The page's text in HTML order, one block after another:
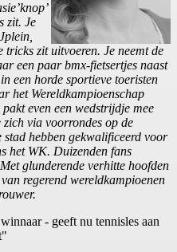
zit. Je
tricks zit uitvoeren. Je neemt de
een paar bmx-fietsertjes naast
een horde sportieve toeristen
het Wereldkampioenschap
even een wedstrijdje mee
zich via voorrondes op de
hebben gekwalificeerd voor
het WK. Duizenden fans
glunderende verhitte hoofden
regerend wereldkampioenen
- geeft nu tennisles aan